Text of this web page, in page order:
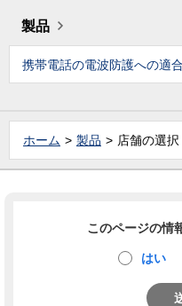
製品
携帯電話の電波防護への適
ホーム 製品 店舗の選択
このページの情
はい